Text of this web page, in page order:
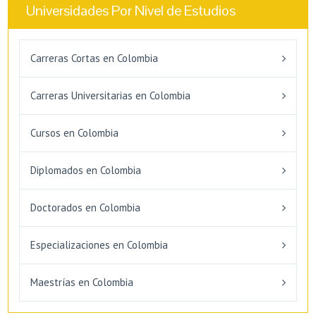
Universidades Por Nivel de Estudios
Carreras Cortas en Colombia
Carreras Universitarias en Colombia
Cursos en Colombia
Diplomados en Colombia
Doctorados en Colombia
Especializaciones en Colombia
Maestrías en Colombia